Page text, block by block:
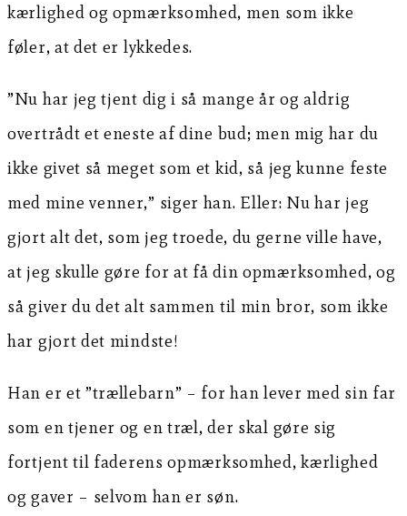
kærlighed og opmærksomhed, men som ikke
føler, at det er lykkedes.
”Nu har jeg tjent dig i så mange år og aldrig
overtrådt et eneste af dine bud; men mig har du
ikke givet så meget som et kid, så jeg kunne feste
med mine venner,” siger han. Eller: Nu har jeg
gjort alt det, som jeg troede, du gerne ville have,
at jeg skulle gøre for at få din opmærksomhed, og
så giver du det alt sammen til min bror, som ikke
har gjort det mindste!
Han er et ”trællebarn” – for han lever med sin far
som en tjener og en træl, der skal gøre sig
fortjent til faderens opmærksomhed, kærlighed
og gaver – selvom han er søn.